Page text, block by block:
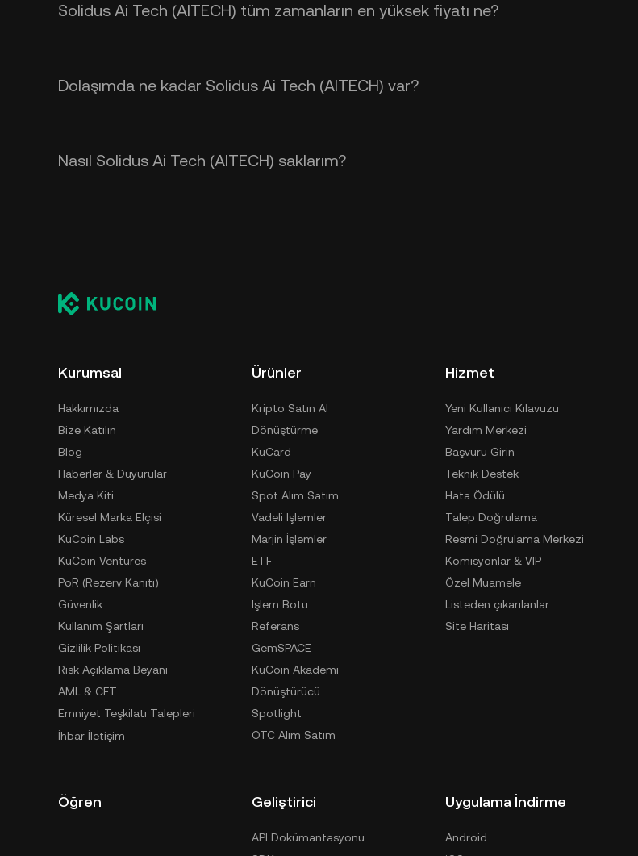
Solidus Ai Tech (AITECH) tüm zamanların en yüksek fiyatı ne?
Dolaşımda ne kadar Solidus Ai Tech (AITECH) var?
Nasıl Solidus Ai Tech (AITECH) saklarım?
Kurumsal
Hakkımızda
Bize Katılın
Blog
Haberler & Duyurular
Medya Kiti
Küresel Marka Elçisi
KuCoin Labs
KuCoin Ventures
PoR (Rezerv Kanıtı)
Güvenlik
Kullanım Şartları
Gizlilik Politikası
Risk Açıklama Beyanı
AML & CFT
Emniyet Teşkilatı Talepleri
İhbar İletişim
Ürünler
Kripto Satın Al
Dönüştürme
KuCard
KuCoin Pay
Spot Alım Satım
Vadeli İşlemler
Marjin İşlemler
ETF
KuCoin Earn
İşlem Botu
Referans
GemSPACE
KuCoin Akademi
Dönüştürücü
Spotlight
OTC Alım Satım
Hizmet
Yeni Kullanıcı Kılavuzu
Yardım Merkezi
Başvuru Girin
Teknik Destek
Hata Ödülü
Talep Doğrulama
Resmi Doğrulama Merkezi
Komisyonlar & VIP
Özel Muamele
Listeden çıkarılanlar
Site Haritası
Öğren Geliştirici
API Dokümantasyonu
Uygulama İndirme
Android